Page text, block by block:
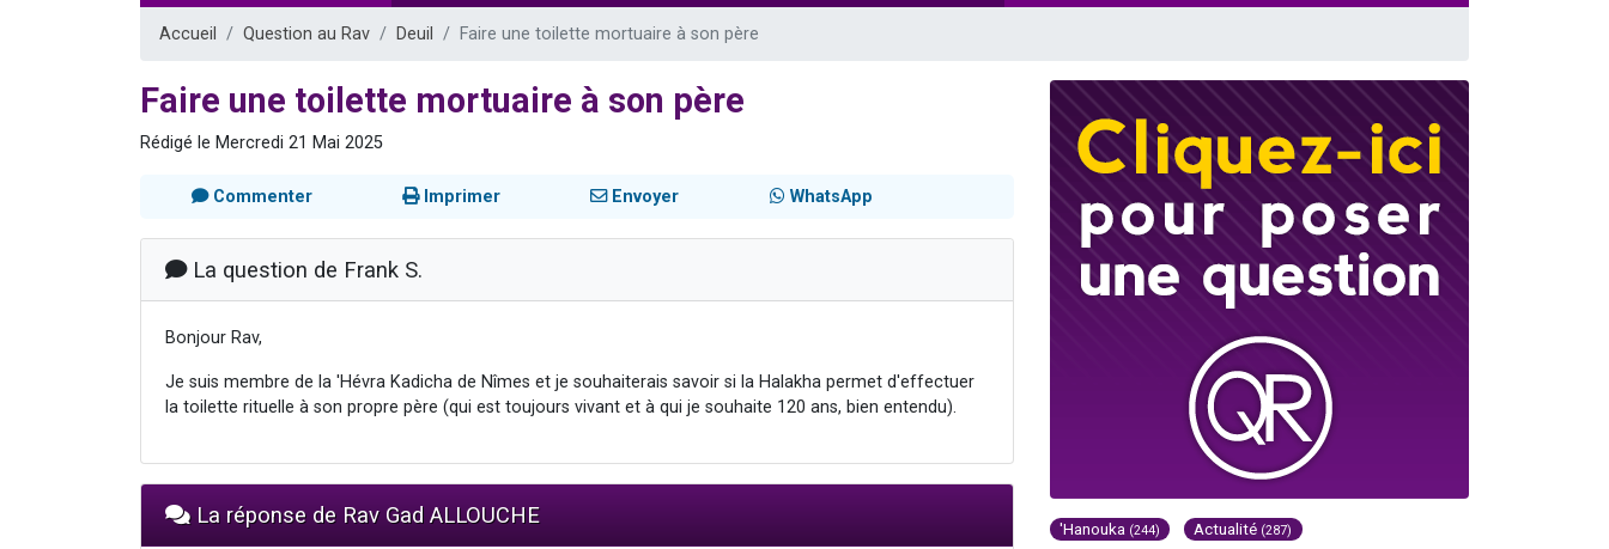
Accueil Question au Rav Deuil Faire une toilette mortuaire à son père
Faire une toilette mortuaire à son père
Rédigé le Mercredi 21 Mai 2025
Commenter Imprimer Envoyer WhatsApp
La question de Frank S.
Bonjour Rav,
Je suis membre de la 'Hévra Kadicha de Nîmes et je souhaiterais savoir si la Halakha permet d'effectuer
la toilette rituelle à son propre père (qui est toujours vivant et à qui je souhaite 120 ans, bien entendu).
La réponse de Rav Gad ALLOUCHE
'Hanouka (244) Actualité (287)